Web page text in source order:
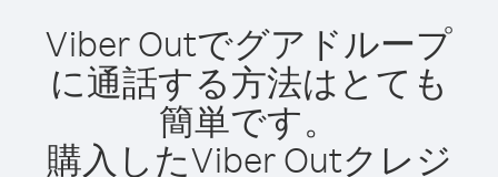
Viber Outでグアドループ
に通話する方法はとても
簡単です。
購入したViber Outクレジ